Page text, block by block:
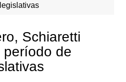
Schiaretti
período de